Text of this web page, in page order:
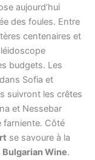
aujourd’hui
des foules. Entre
centenaires et
budgets. Les
Sofia et
suivront les crêtes
et Nessebar
farniente. Côté
se savoure à la
Bulgarian Wine.